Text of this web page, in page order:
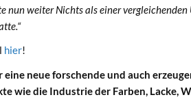
nun weiter Nichts als einer
hier!
neue forschende und auch
wie die Industrie der Farben, Lacke,